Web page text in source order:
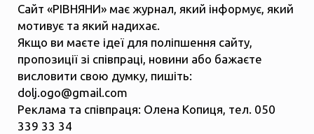
Сайт «РІВНЯНИ» має журнал, який інформує, який
мотивує та який надихає.
Якщо ви маєте ідеї для поліпшення сайту,
пропозиції зі співпраці, новини або бажаєте
висловити свою думку, пишіть:
dolj.ogo@gmail.com
Реклама та співпраця: Олена Копиця, тел. 050
339 33 34